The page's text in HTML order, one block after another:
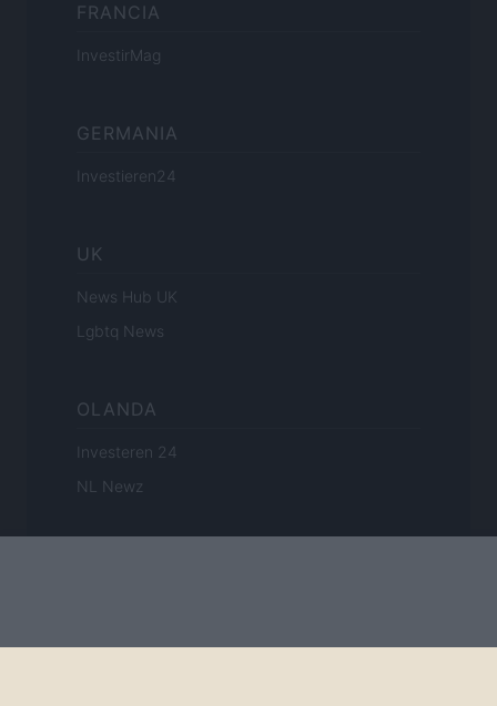
FRANCIA
InvestirMag
GERMANIA
Investieren24
UK
News Hub UK
Lgbtq News
OLANDA
Investeren 24
NL Newz